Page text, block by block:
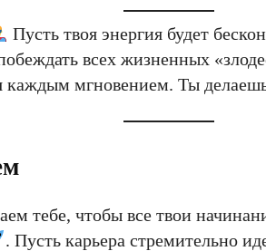
Пусть твоя энергия будет
всех жизненных
каждым мгновением. Ты
тебе, чтобы все твои
. Пусть карьера стремительно